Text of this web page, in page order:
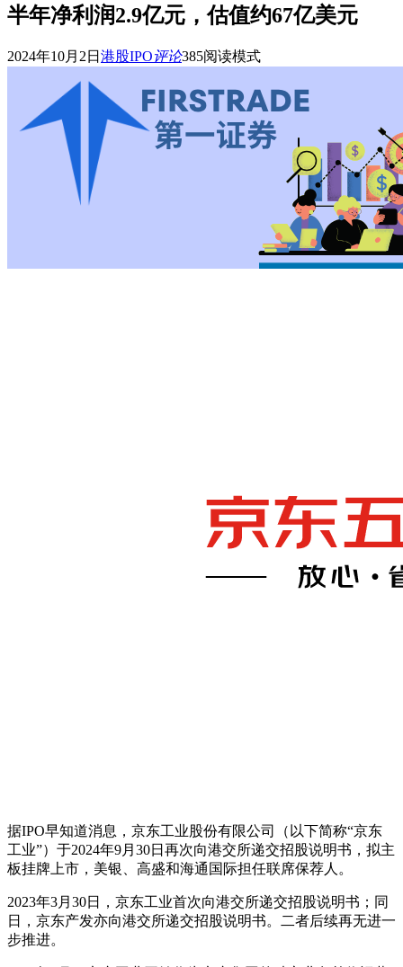
半年净利润2.9亿元，估值约67亿美元
2024年10月2日 港股IPO评论385阅读模式
据IPO早知道消息，京东工业股份有限公司（以下简称“京东
工业”）于2024年9月30日再次向港交所递交招股说明书，拟主
板挂牌上市，美银、高盛和海通国际担任联席保荐人。
2023年3月30日，京东工业首次向港交所递交招股说明书；同
日，京东产发亦向港交所递交招股说明书。二者后续再无进一
步推进。